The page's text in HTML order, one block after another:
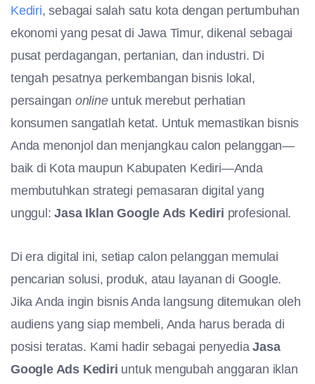
Kediri, sebagai salah satu kota dengan pertumbuhan
ekonomi yang pesat di Jawa Timur, dikenal sebagai
pusat perdagangan, pertanian, dan industri. Di
tengah pesatnya perkembangan bisnis lokal,
persaingan onlineuntuk merebut perhatian
konsumen sangatlah ketat. Untuk memastikan bisnis
Anda menonjol dan menjangkau calon pelanggan—
baik di Kota maupun Kabupaten Kediri—Anda
membutuhkan strategi pemasaran digital yang
unggul:Jasa Iklan Google Ads Kediri profesional.
Di era digital ini, setiap calon pelanggan memulai
pencarian solusi, produk, atau layanan di Google.
Jika Anda ingin bisnis Anda langsung ditemukan oleh
audiens yang siap membeli, Anda harus berada di
posisi teratas. Kami hadir sebagai penyediaJasa
Google Ads Kediri untuk mengubah anggaran iklan